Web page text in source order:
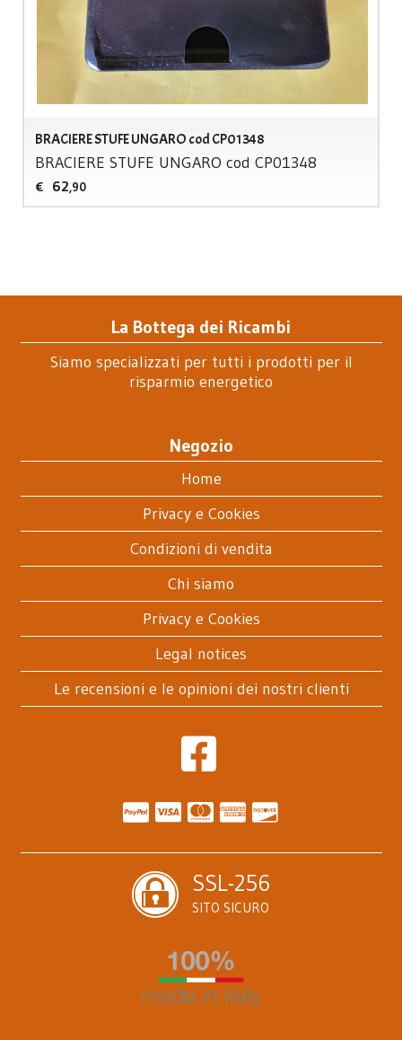
BRACIERE STUFE UNGARO cod CP01348
BRACIERE STUFE UNGARO cod CP01348
€ 62,90
La Bottega dei Ricambi
Siamo specializzati per tutti i prodotti per il
risparmio energetico
Negozio
Home
Privacy e Cookies
Condizioni di vendita
Chi siamo
Privacy e Cookies
Legal notices
Le recensioni e le opinioni dei nostri clienti
SSL-256
SITO SICURO